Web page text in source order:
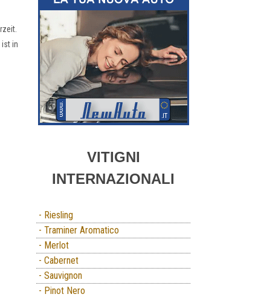
ist in
VITIGNI
INTERNAZIONALI
- Riesling
- Traminer Aromatico
- Merlot
- Cabernet
- Sauvignon
- Pinot Nero